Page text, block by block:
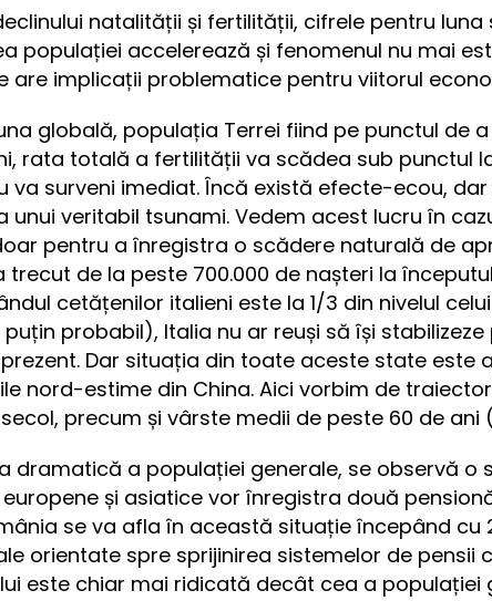
natalității și fertilității, cifrele pentru
populației accelerează și fenomenul nu mai
are implicații problematice pentru viitorul
globală, populația Terrei fiind pe punctul de
rata totală a fertilității va scădea sub punctul
surveni imediat. Încă există efecte-ecou,
veritabil tsunami. Vedem acest lucru în
pentru a înregistra o scădere naturală de
de la peste 700.000 de nașteri la
cetățenilor italieni este la 1/3 din nivelul
probabil), Italia nu ar reuși să își
Dar situația din toate aceste state este
nord-estime din China. Aici vorbim de
precum și vârste medii de peste 60 de
dramatică a populației generale, se observă o
și asiatice vor înregistra două
se va afla în această situație începând
orientate spre sprijinirea sistemelor de
este chiar mai ridicată decât cea a